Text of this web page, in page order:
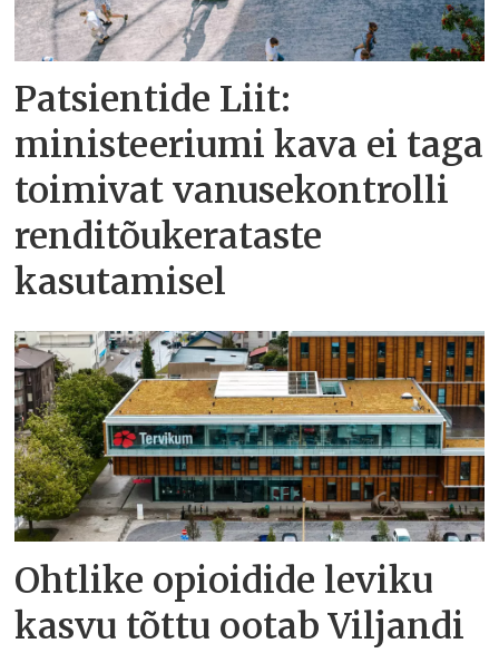
Patsientide Liit:
ministeeriumi kava ei taga
toimivat vanusekontrolli
renditõukerataste
kasutamisel
Ohtlike opioidide leviku
kasvu tõttu ootab Viljandi